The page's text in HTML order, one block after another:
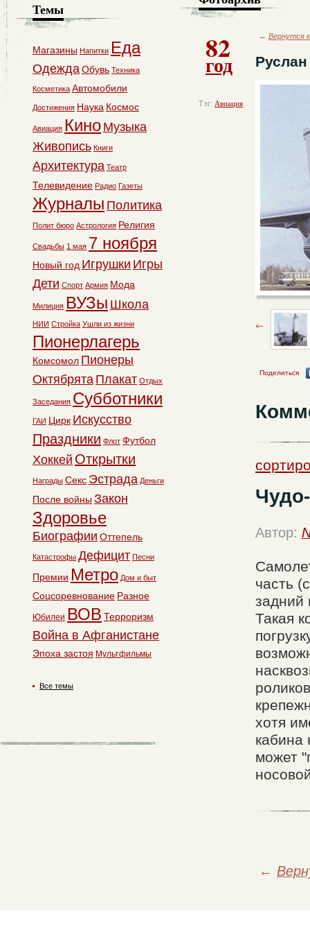
82
год
Тэг: Авиация
← Вернутся
Руслан
Поделиться
Автор:
часть
задний
Такая
хотя
кабина
может
←
Темы
Магазины Напитки Еда
ОдеждаОбувь Техника
Косметика Автомобили
Достижения Наука Космос
Авиация Кино Музыка
Живопись Книги
Архитектура Театр
Телевидение Радио Газеты
Журналы Политика
Полит бюро Астрология Религия
Свадьбы 1 мая 7 ноября
Новый год Игрушки Игры
Дети Спорт Армия Мода
Милиция ВУЗы Школа
НИИ Стройка Ушли из жизни
Пионерлагерь
Комсомол Пионеры
Октябрята Плакат Отдых
Заседания Субботники
ГАИ Цирк Искусство
Праздники Флот Футбол
Хоккей Открытки
Награды Секс Эстрада Деньги
После войны Закон
Здоровье
Биографии Оттепель
Катастрофы Дефицит Песни
Премии Метро Дом и быт
Соцсоревнование Разное
Юбилеи ВОВ Терроризм
Война в Афганистане
Эпоха застоя Мультфильмы
Все темы